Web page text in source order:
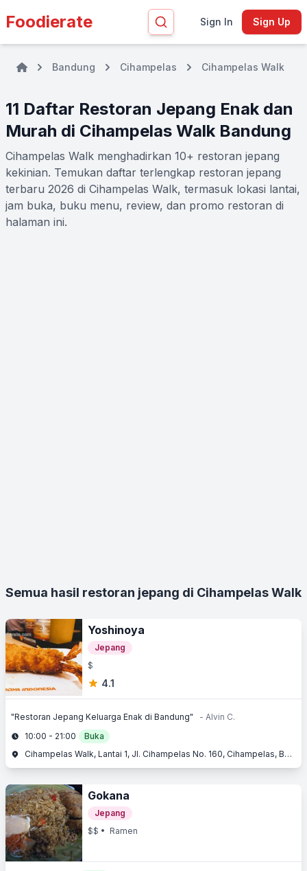
Foodierate Sign In Sign Up
Bandung Cihampelas Cihampelas Walk
11 Daftar Restoran Jepang Enak dan
Murah di Cihampelas Walk Bandung
Cihampelas Walk menghadirkan 10+ restoran jepang
kekinian. Temukan daftar terlengkap restoran jepang
terbaru 2026 di Cihampelas Walk, termasuk lokasi lantai,
jam buka, buku menu, review, dan promo restoran di
halaman ini.
Semua hasil restoran jepang di Cihampelas Walk
Yoshinoya
Jepang
$
4.1
"Restoran Jepang Keluarga Enak di Bandung"
- Alvin C.
10:00 - 21:00
Buka
Cihampelas Walk, Lantai 1, Jl. Cihampelas No. 160, Cihampelas, Bandung, Jawa Barat
Gokana
Jepang
$$ • Ramen